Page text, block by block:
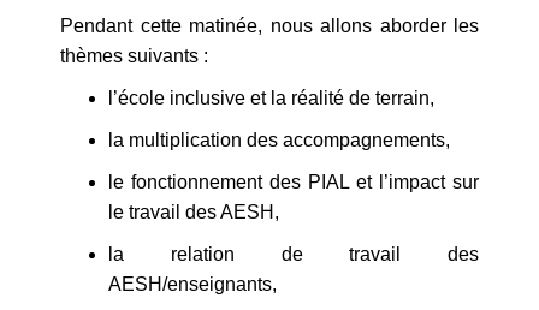
Pendant cette matinée, nous allons aborder les
thèmes suivants :
l’école inclusive et la réalité de terrain,
la multiplication des accompagnements,
le fonctionnement des PIAL et l’impact sur
le travail des AESH,
la relation de travail des
AESH/enseignants,